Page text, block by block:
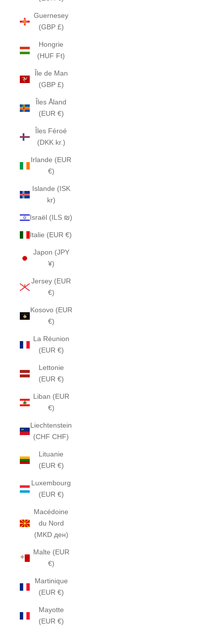
Guernesey
(GBP £)
Hongrie
(HUF Ft)
Île de Man
(GBP £)
Îles Åland
(EUR €)
Îles Féroé
(DKK kr.)
Irlande (EUR
€)
Islande (ISK
kr)
Israël (ILS ₪)
Italie (EUR €)
Japon (JPY
¥)
Jersey (EUR
€)
Kosovo (EUR
€)
La Réunion
(EUR €)
Lettonie
(EUR €)
Liban (EUR
€)
Liechtenstein
(CHF CHF)
Lituanie
(EUR €)
Luxembourg
(EUR €)
Macédoine
du Nord
(MKD ден)
Malte (EUR
€)
Martinique
(EUR €)
Mayotte
(EUR €)